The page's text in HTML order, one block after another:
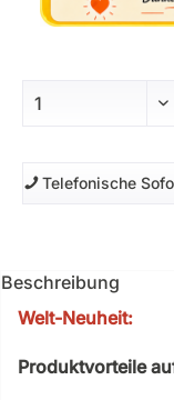
Telefonische
Beschreibung
Welt-Neuheit:
Produktvorteile